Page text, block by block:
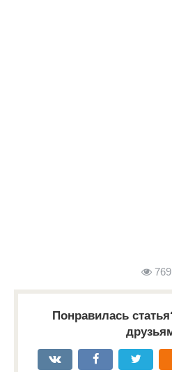
769
Понравилась